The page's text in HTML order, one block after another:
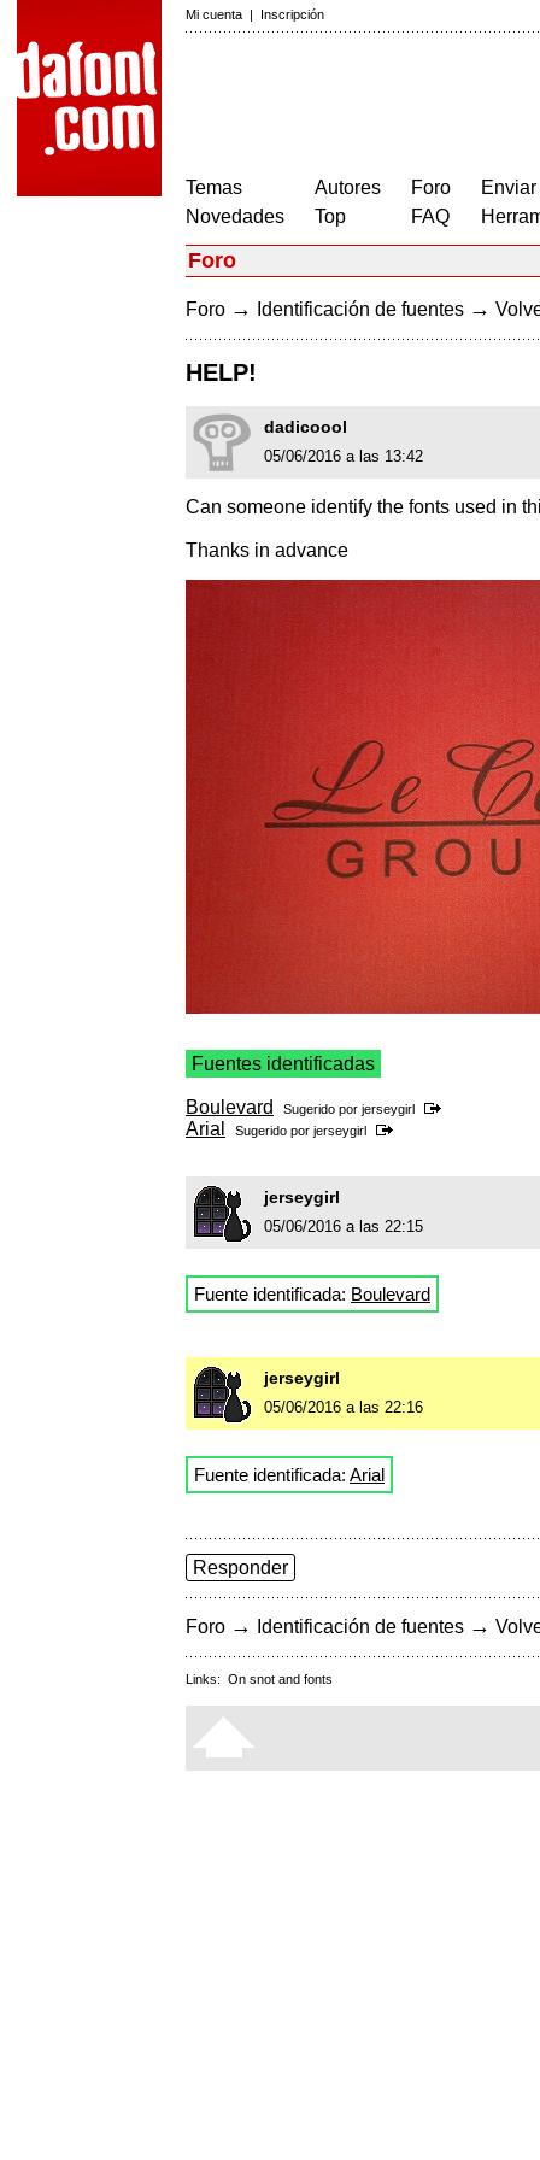
Mi cuenta | Inscripción
Temas
Novedades
Autores
Top
Foro
FAQ
Foro
Foro → Identificación de fuentes →
HELP!
dadicoool
05/06/2016 a las 13:42
Can someone identify the fonts used in
Thanks in advance
Fuentes identificadas
Boulevard Sugerido por jerseygirl
Arial Sugerido por jerseygirl
jerseygirl
05/06/2016 a las 22:15
Fuente identificada: Boulevard
jerseygirl
05/06/2016 a las 22:16
Fuente identificada: Arial
Responder
Foro → Identificación de fuentes →
Links: On snot and fonts